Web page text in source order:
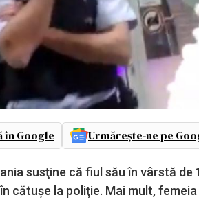
în Google Urmărește-ne pe
susţine că fiul său în vârstă
cătuşe la poliţie. Mai mult,